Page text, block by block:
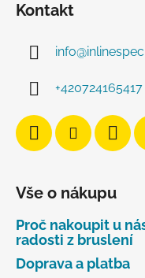
Kontakt
info@
+420724165417
Vše o nákupu
Proč nakoupit u
radosti z bruslení
Doprava a platba